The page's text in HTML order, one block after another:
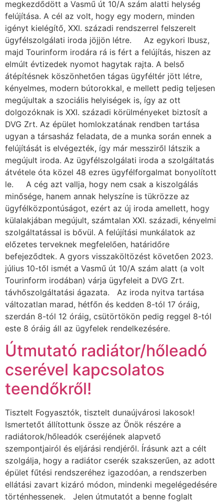
megkezdődött a Vasmű út 10/A szám alatti helység
felújítása. A cél az volt, hogy egy modern, minden
igényt kielégítő, XXI. századi rendszerrel felszerelt
ügyfélszolgálati iroda jöjjön létre. Az egykori Ibusz,
majd Tourinform irodára rá is fért a felújítás, hiszen az
elmúlt évtizedek nyomot hagytak rajta. A belső
átépítésnek köszönhetően tágas ügyféltér jött létre,
kényelmes, modern bútorokkal, e mellett pedig teljesen
megújultak a szociális helyiségek is, így az ott
dolgozóknak is XXI. századi körülményeket biztosít a
DVG Zrt. Az épület homlokzatának rendben tartása
ugyan a társasház feladata, de a munka során ennek a
felújítását is elvégezték, így már messziről látszik a
megújult iroda. Az ügyfélszolgálati iroda a szolgáltatás
átvétele óta közel 48 ezres ügyfélforgalmat bonyolított
le. A cég azt vallja, hogy nem csak a kiszolgálás
minősége, hanem annak helyszíne is tükrözze az
ügyfélközpontúságot, ezért az új iroda amellett, hogy
külalakjában megújult, számtalan XXI. századi, kényelmi
szolgáltatással is bővül. A felújítási munkálatok az
előzetes terveknek megfelelően, határidőre
befejeződtek. A gyors visszaköltözést követően 2023.
július 10-től ismét a Vasmű út 10/A szám alatt (a volt
Tourinform irodában) várja ügyfeleit a DVG Zrt.
távhőszolgáltatási ágazata. Az iroda nyitva tartása
változatlan marad, hétfőn és kedden 8-tól 17 óráig,
szerdán 8-tól 12 óráig, csütörtökön pedig reggel 8-tól
este 8 óráig áll az ügyfelek rendelkezésére.
Útmutató radiátor/hőleadó
cserével kapcsolatos
teendőkről!
Tisztelt Fogyasztók, tisztelt dunaújvárosi lakosok!
Ismertetőt állítottunk össze az Önök részére a
radiátorok/hőleadók cseréjének alapvető
szempontjairól és eljárási rendjéről. Írásunk azt a célt
szolgálja, hogy a radiátor cserék szakszerűen, az adott
épület fűtési rendszeréhez igazodóan, a rendszerben
ellátási zavart kizáró módon, mindenki megelégedésére
történhessenek. Jelen útmutatót a benne foglalt